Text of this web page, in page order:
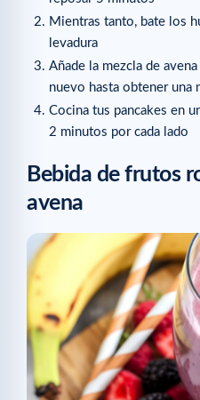
Mientras tanto, bate los
levadura
Añade la mezcla de
nuevo hasta obtener una
Cocina tus pancakes en
2 minutos por cada lado
Bebida de frutos
avena